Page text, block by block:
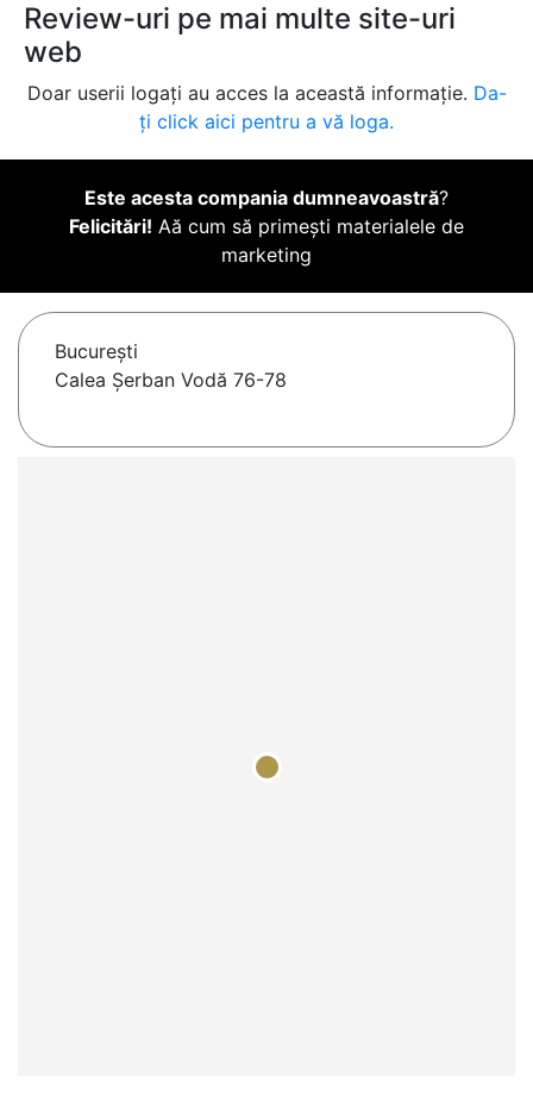
Review-uri pe mai multe site-uri
web
Doar userii logați au acces la această informație. Da-
ți click aici pentru a vă loga.
Este acesta compania dumneavoastră?
Felicitări! Aă cum să primești materialele de
marketing
Bucureşti
Calea Șerban Vodă 76-78